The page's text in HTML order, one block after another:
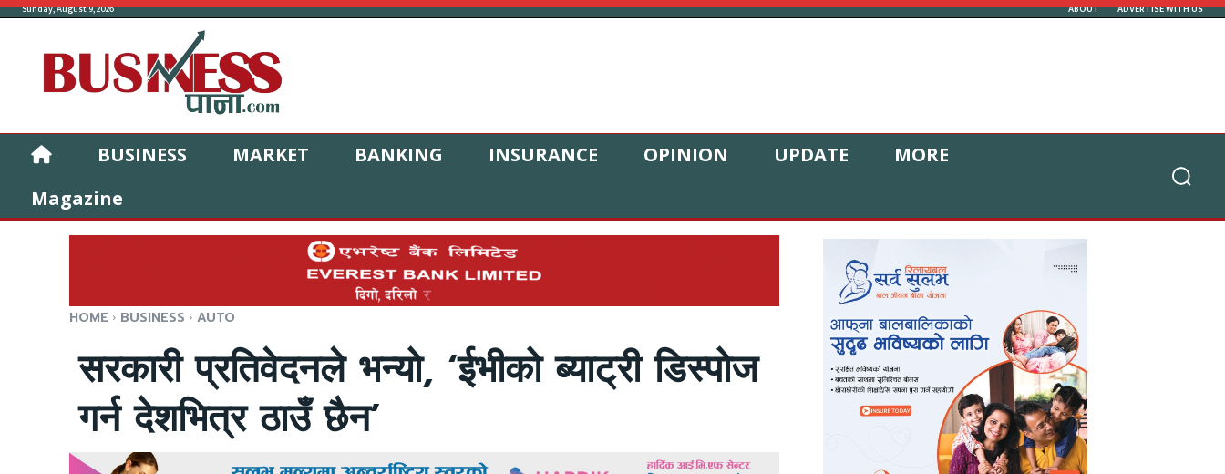
Sunday, August 9, 2026 ABOUT ADVERTISE WITH US
BUSINESS MARKET BANKING INSURANCE OPINION UPDATE
MORE
Magazine
HOME BUSINESS AUTO
सरकारी प्रतिवेदनले भन्यो, ‘ईभीको ब्याट्री डिस्पोज
गर्न देशभित्र ठाउँ छैन’